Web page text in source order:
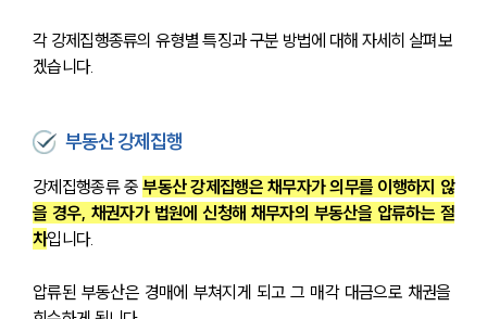
각 강제집행종류의 유형별 특징과 구분 방법에 대해 자세히 살펴보
겠습니다.
부동산 강제집행
강제집행종류 중 부동산 강제집행은 채무자가 의무를 이행하지 않
을 경우, 채권자가 법원에 신청해 채무자의 부동산을 압류하는 절
차입니다.
압류된 부동산은 경매에 부쳐지게 되고 그 매각 대금으로 채권을